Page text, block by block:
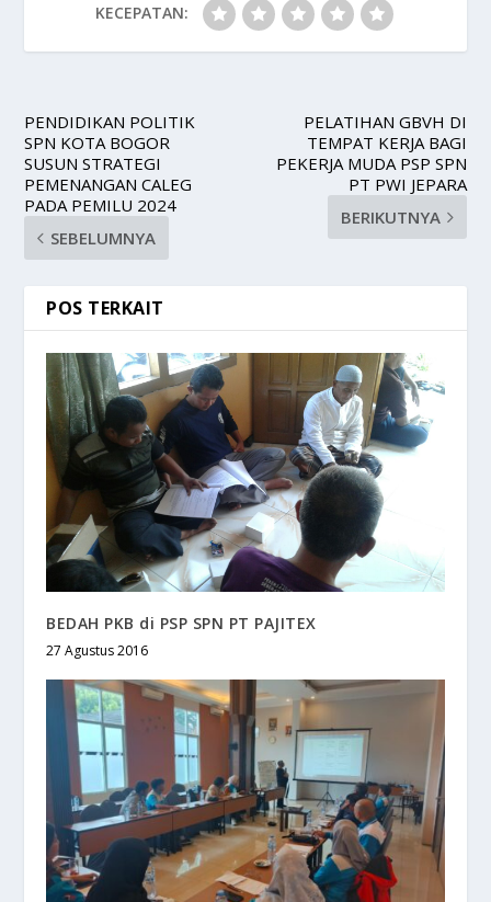
KECEPATAN:
PENDIDIKAN POLITIK
SPN KOTA BOGOR
SUSUN STRATEGI
PEMENANGAN CALEG
PADA PEMILU 2024
SEBELUMNYA
PELATIHAN GBVH DI
TEMPAT KERJA BAGI
PEKERJA MUDA PSP SPN
PT PWI JEPARA
BERIKUTNYA
POS TERKAIT
BEDAH PKB di PSP SPN PT PAJITEX
27 Agustus 2016